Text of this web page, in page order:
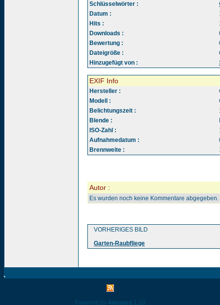
Schlüsselwörter :
Datum :
Hits :
Downloads :
Bewertung :
Dateigröße :
Hinzugefügt von :
EXIF Info
Hersteller :
Modell :
Belichtungszeit :
Blende :
ISO-Zahl :
Aufnahmedatum :
Brennweite :
Autor :
Es wurden noch keine Kommentare abgegeben.
VORHERIGES BILD
Garten-Raubfliege
Powered by 4images 1.10